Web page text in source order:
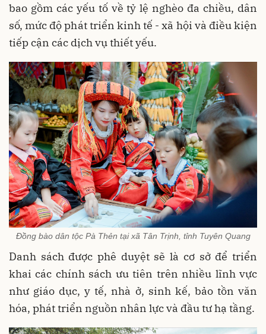
bao gồm các yếu tố về tỷ lệ nghèo đa chiều, dân
số, mức độ phát triển kinh tế - xã hội và điều kiện
tiếp cận các dịch vụ thiết yếu.
Đồng bào dân tộc Pà Thẻn tại xã Tân Trịnh, tỉnh Tuyên Quang
Danh sách được phê duyệt sẽ là cơ sở để triển
khai các chính sách ưu tiên trên nhiều lĩnh vực
như giáo dục, y tế, nhà ở, sinh kế, bảo tồn văn
hóa, phát triển nguồn nhân lực và đầu tư hạ tầng.